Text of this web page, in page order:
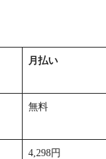
月払い
無料
4,298円